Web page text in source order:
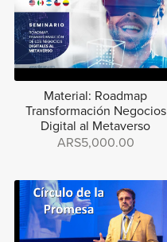
Material: Roadmap
Transformación Negocios
Digital al Metaverso
ARS5,000.00